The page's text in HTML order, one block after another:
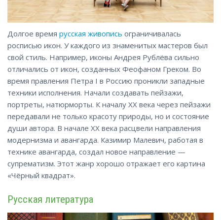
Долгое время русская живопись ограничивалась
росписью икон. У каждого из знаменитых мастеров был
свой стиль. Например, иконы Андрея Рублёва сильно
отличались от икон, созданных Феофаном Греком. Во
время правления Петра I в Россию проникли западные
техники исполнения. Начали создавать пейзажи,
портреты, натюрморты. К началу XX века через пейзажи
передавали не только красоту природы, но и состояние
души автора. В начале XX века расцвели направления
модернизма и авангарда. Казимир Малевич, работая в
технике авангарда, создал новое направление —
супрематизм. Этот жанр хорошо отражает его картина
«Чёрный квадрат».
Русская литература